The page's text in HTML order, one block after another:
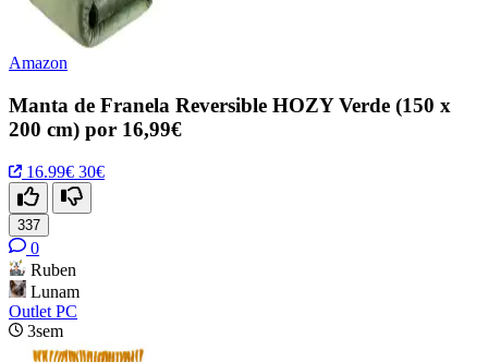
Amazon
Manta de Franela Reversible HOZY Verde (150 x
200 cm) por 16,99€
16.99€ 30€
337
0
Ruben
Lunam
Outlet PC
3sem